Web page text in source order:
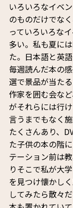
いろいろなイベ
のものだけでな
っていろいろな
多い。私も夏に
た。日本語と英
毎週読んだ本の
選で景品が当た
作家を囲む会な
がそれらには行
言うまでもなく
たくさんあり、
た子供の本の階
テーション前は
りそこで私が大
を見つけ懐かし
してみたら散々